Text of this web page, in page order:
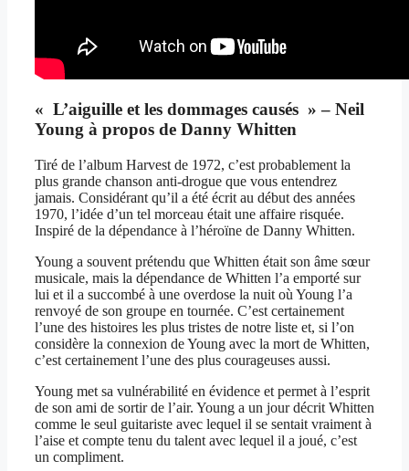
« L’aiguille et les dommages causés » – Neil
Young à propos de Danny Whitten
Tiré de l’album Harvest de 1972, c’est probablement la
plus grande chanson anti-drogue que vous entendrez
jamais. Considérant qu’il a été écrit au début des années
1970, l’idée d’un tel morceau était une affaire risquée.
Inspiré de la dépendance à l’héroïne de Danny Whitten.
Young a souvent prétendu que Whitten était son âme sœur
musicale, mais la dépendance de Whitten l’a emporté sur
lui et il a succombé à une overdose la nuit où Young l’a
renvoyé de son groupe en tournée. C’est certainement
l’une des histoires les plus tristes de notre liste et, si l’on
considère la connexion de Young avec la mort de Whitten,
c’est certainement l’une des plus courageuses aussi.
Young met sa vulnérabilité en évidence et permet à l’esprit
de son ami de sortir de l’air. Young a un jour décrit Whitten
comme le seul guitariste avec lequel il se sentait vraiment à
l’aise et compte tenu du talent avec lequel il a joué, c’est
un compliment.